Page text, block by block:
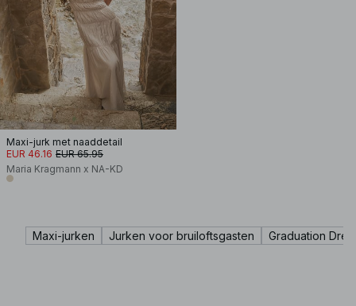
Maxi-jurk met naaddetail
EUR 46.16 EUR 65.95
Maria Kragmann x NA-KD
Maxi-jurken Jurken voor bruiloftsgasten Graduation